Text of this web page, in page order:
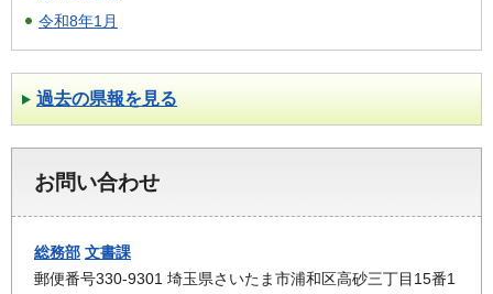
令和8年1月
過去の県報を見る
お問い合わせ
総務部 文書課
郵便番号330-9301 埼玉県さいたま市浦和区高砂三丁目15番1